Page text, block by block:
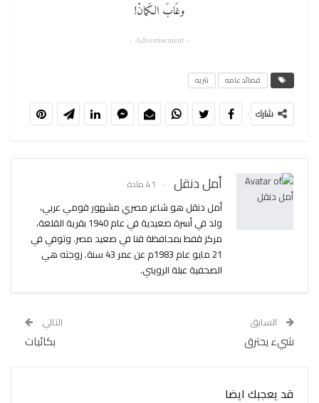
وغَابَ الكَمانْ!
- Advertisement -
قصائد عامه نثريه
شارك
أمل دنقل 41 مادة
أمل دنقل هو شاعر مصري مشهور قومي عربي،
ولد في أسرة صعيدية في عام 1940 بقرية القلعة،
مركز قفط بمحافظة قنا في صعيد مصر. وتوفي في
21 مايو عام 1983م عن عمر 43 سنة. زوجته هي
الصحفية عبلة الرويني.
السابق
شيء يحترق
التالي
بكائيات
قد يعجبك ايضا